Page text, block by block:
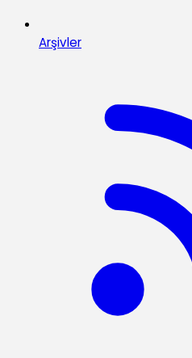
Arşivler